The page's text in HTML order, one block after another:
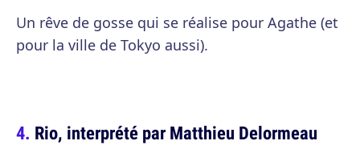
Un rêve de gosse qui se réalise pour Agathe (et
pour la ville de Tokyo aussi).
Rio, interprété par Matthieu Delormeau